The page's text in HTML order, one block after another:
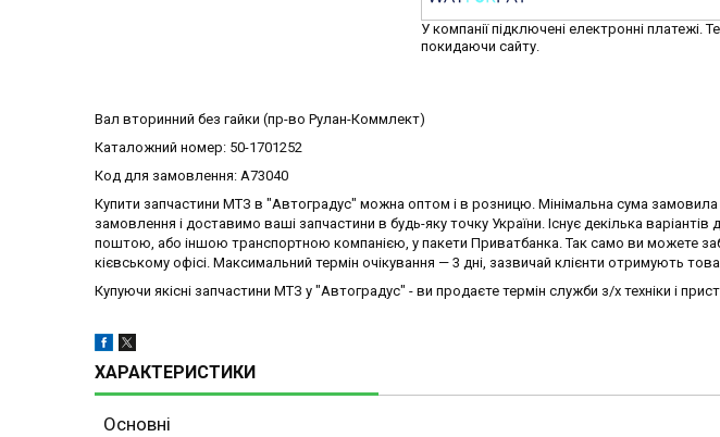
У компанії підключені електронні
покидаючи сайту.
Вал вторинний без гайки (пр-во Рулан-Коммлект)
Каталожний номер: 50-1701252
Код для замовлення: A73040
Купити запчастини МТЗ в "Автоградус" можна оптом і в розницю. Мінімальна сума
замовлення і доставимо ваші запчастини в будь-яку точку України. Існує декілька
поштою, або іншою транспортною компанією, у пакети Приватбанка. Так само ви можете
кієвському офісі. Максимальний термін очікування — 3 дні, зазвичай клієнти отримують
Купуючи якісні запчастини МТЗ у "Автоградус" - ви продаєте термін служби з/х техніки і
ХАРАКТЕРИСТИКИ
Основні